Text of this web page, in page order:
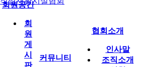
회원공간
회
원
게
시
판
커뮤니티
협회소개
인사말
조직소개